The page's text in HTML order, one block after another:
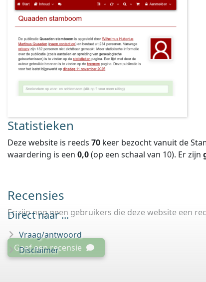
Statistieken
Deze website is reeds 70 keer bezocht vanuit de
waardering is een 0,0(op een schaal van 10). Er zijn
Recensies
Er zijn nog geen gebruikers die deze website een
Geef een recensie
Direct naar ...
Vraag/antwoord
Disclaimer